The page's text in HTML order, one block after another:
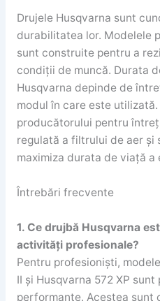
Drujele Husqvarna sunt
durabilitatea lor. Modelele
sunt construite pentru a
condiții de muncă. Durata
Husqvarna depinde de
modul în care este
producătorului pentru
regulată a filtrului de aer și
maximiza durata de viață a
Întrebări frecvente
1. Ce drujbă Husqvarna
activități profesionale?
Pentru profesioniști,
II și Husqvarna 572 XP
performante. Acestea